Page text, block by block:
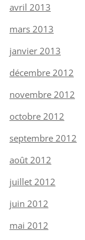
avril 2013
mars 2013
janvier 2013
décembre 2012
novembre 2012
octobre 2012
septembre 2012
août 2012
juillet 2012
juin 2012
mai 2012